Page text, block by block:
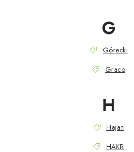
G
Górecki
Graco
H
Hajan
HAKR